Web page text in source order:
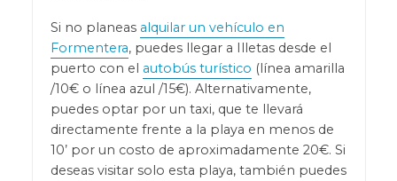
Si no planeas alquilar un vehículo en
Formentera, puedes llegar a Illetas desde el
puerto con el autobús turístico (línea amarilla
/10€ o línea azul /15€). Alternativamente,
puedes optar por un taxi, que te llevará
directamente frente a la playa en menos de
10’ por un costo de aproximadamente 20€. Si
deseas visitar solo esta playa, también puedes